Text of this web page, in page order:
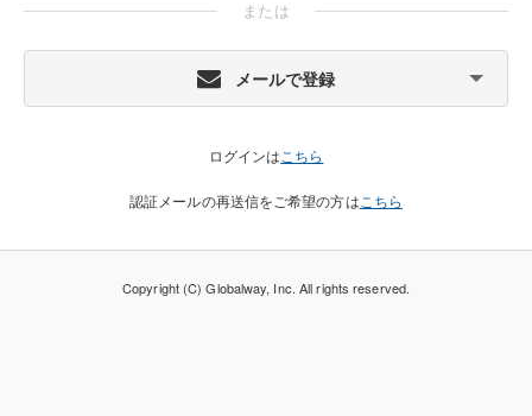
または
メールで登録
ログインは こちら
認証メールの再送信をご希望の方は こちら
Copyright (C) Globalway, Inc. All rights reserved.